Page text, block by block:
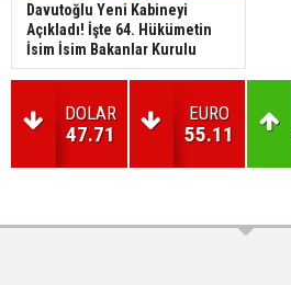
Davutoğlu Yeni Kabineyi
Açıkladı! İşte 64. Hükümetin
İsim İsim Bakanlar Kurulu
DOLAR
47.71
EURO
55.11